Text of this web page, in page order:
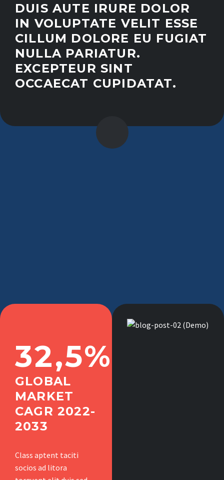
DUIS AUTE IRURE DOLOR
IN VOLUPTATE VELIT ESSE
CILLUM DOLORE EU FUGIAT
NULLA PARIATUR.
EXCEPTEUR SINT
OCCAECAT CUPIDATAT.
32,5%
GLOBAL
MARKET
CAGR 2022-
2033
Class aptent taciti
socios ad litora